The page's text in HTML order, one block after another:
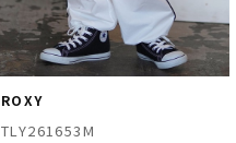
ROXY
TLY261653M